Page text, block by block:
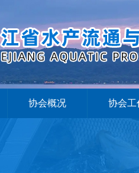
协会概况 协会工